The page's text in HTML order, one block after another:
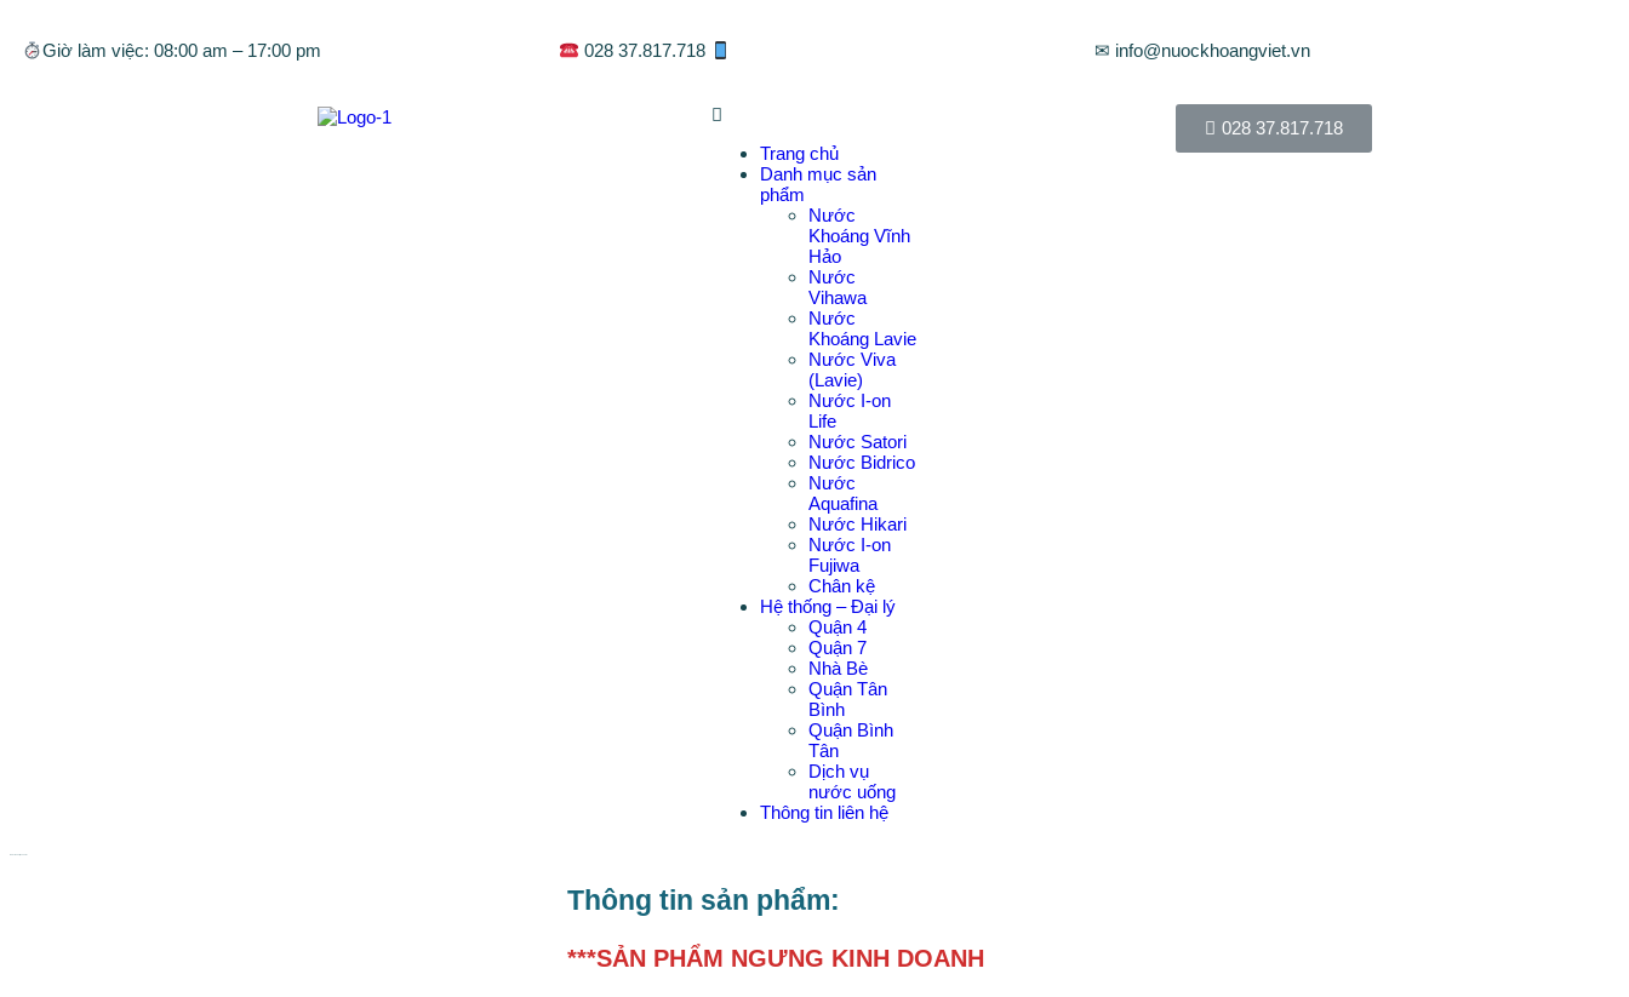
Giờ làm việc: 08:00 am – 17:00 pm 028 37.817.718 ✉ info@nuockhoangviet.vn
Trang chủ
Danh mục sản
phẩm
Nước
Khoáng Vĩnh
Hảo
Nước
Vihawa
Nước
Khoáng Lavie
Nước Viva
(Lavie)
Nước I-on
Life
Nước Satori
Nước Bidrico
Nước
Aquafina
Nước Hikari
Nước I-on
Fujiwa
Chân kệ
Hệ thống – Đại lý
Quận 4
Quận 7
Nhà Bè
Quận Tân
Bình
Quận Bình
Tân
Dịch vụ
nước uống
Thông tin liên hệ
028 37.817.718
Thông tin sản phẩm:
***SẢN PHẨM NGƯNG KINH DOANH